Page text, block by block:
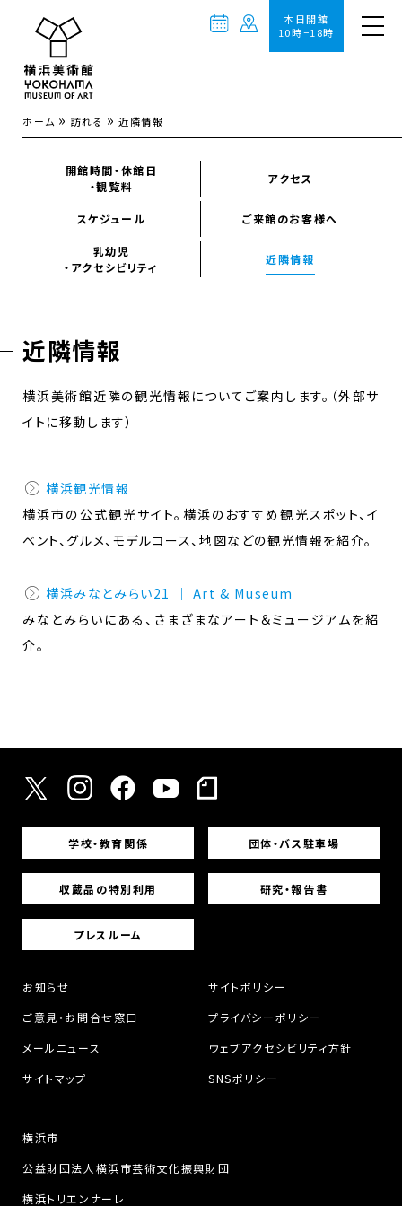
本日開館
10時−18時
ホーム » 訪れる » 近隣情報
開館時間・休館日
・観覧料
アクセス
スケジュール ご来館のお客様へ
乳幼児
・アクセシビリティ
近隣情報
近隣情報
横浜美術館近隣の観光情報についてご案内します。（外部サ
イトに移動します）
横浜観光情報
横浜市の公式観光サイト。横浜のおすすめ観光スポット、イ
ベント、グルメ、モデルコース、地図などの観光情報を紹介。
横浜みなとみらい21 ｜ Art & Museum
みなとみらいにある、さまざまなアート＆ミュージアムを紹
介。
学校・教育関係 団体・バス駐車場
収蔵品の特別利用 研究・報告書
プレスルーム
お知らせ
ご意見・お問合せ窓口
メールニュース
サイトマップ
サイトポリシー
プライバシーポリシー
ウェブアクセシビリティ方針
SNSポリシー
横浜市
公益財団法人横浜市芸術文化振興財団
横浜トリエンナーレ